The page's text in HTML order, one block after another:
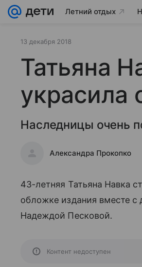
Летний отдых
13 декабря 2018
Татьяна
украсила
Наследницы очень
Александра Прокопко
43-летняя Татьяна Навка
обложке издания вместе
Надеждой Песковой.
Контент недоступен